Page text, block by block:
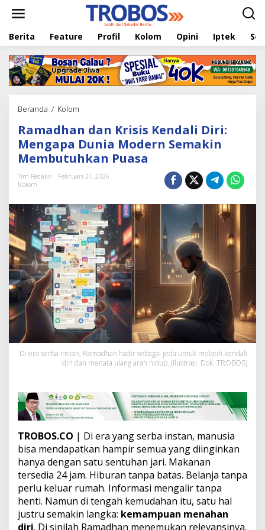
t
Berita Feature Profil Kolom Opini Iptek
Beranda / Kolom
m
a
d
h
a
a
n
K
r
i
s
i
s
K
e
n
d
a
l
i
D
i
:
M
g
a
p
a
D
u
n
Ramadhan dan Krisis Kendali Diri:
Mengapa Dunia Modern Semakin
Membutuhkan Puasa
Tim Redaksi
Februari 21, 2026
Kolom
Di era serba instan, Ramadhan hadir sebagai jeda untuk melatih kendali
diri dan menata ulang arah hidup. (Ilustrasi: Dok. TROBOS)
TROBOS.CO | Di era yang serba instan, manusia
bisa mendapatkan hampir semua yang diinginkan
hanya dengan satu sentuhan jari. Makanan
tersedia 24 jam. Hiburan tanpa batas. Belanja tanpa
perlu keluar rumah. Informasi mengalir tanpa
henti. Namun di tengah kemudahan itu, satu hal
justru semakin langka: kemampuan menahan
diri. Di sinilah Ramadhan menemukan relevansinya.